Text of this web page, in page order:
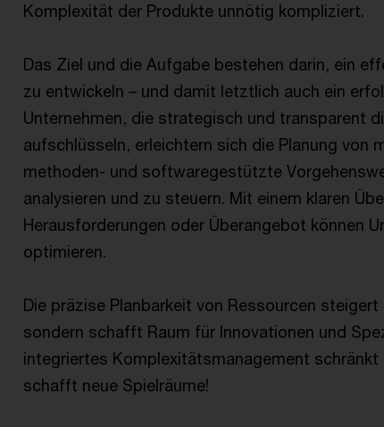
Komplexität der Produkte unnötig kompliziert.
Das Ziel und die Aufgabe bestehen darin, ein
zu entwickeln – und damit letztlich auch ein
Unternehmen, die strategisch und transparent
aufschlüsseln, erleichtern sich die Planung von
methoden- und softwaregestützte
analysieren und zu steuern. Mit einem klaren
Herausforderungen oder Überangebot können
optimieren.
Die präzise Planbarkeit von Ressourcen
sondern schafft Raum für Innovationen und
integriertes Komplexitätsmanagement
schafft neue Spielräume!